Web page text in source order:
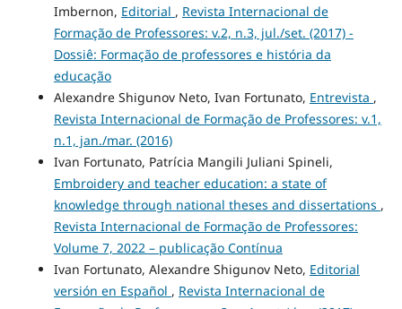
Imbernon, Editorial , Revista Internacional de
Formação de Professores: v.2, n.3, jul./set. (2017) -
Dossiê: Formação de professores e história da
educação
Alexandre Shigunov Neto, Ivan Fortunato, Entrevista ,
Revista Internacional de Formação de Professores: v.1,
n.1, jan./mar. (2016)
Ivan Fortunato, Patrícia Mangili Juliani Spineli,
Embroidery and teacher education: a state of
knowledge through national theses and dissertations ,
Revista Internacional de Formação de Professores:
Volume 7, 2022 – publicação Contínua
Ivan Fortunato, Alexandre Shigunov Neto, Editorial
versión en Español , Revista Internacional de